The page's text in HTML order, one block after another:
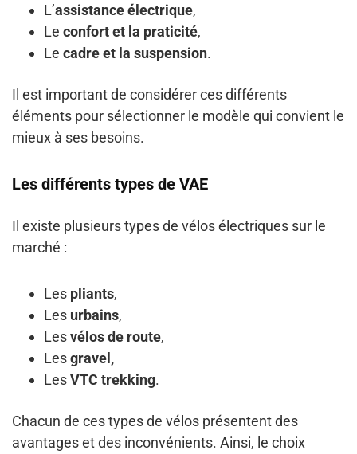
L’assistance électrique,
Le confort et la praticité,
Le cadre et la suspension.
Il est important de considérer ces différents
éléments pour sélectionner le modèle qui convient le
mieux à ses besoins.
Les différents types de VAE
Il existe plusieurs types de vélos électriques sur le
marché :
Les pliants,
Les urbains,
Lesvélos de route,
Lesgravel,
LesVTC trekking.
Chacun de ces types de vélos présentent des
avantages et des inconvénients. Ainsi, le choix